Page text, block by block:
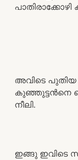
പാതിരാക്കോഴി
അവിടെ പുതിയ
കുഞ്ഞുട്ടൻനെ
നീലി.
ഇങ്ങു ഇവിടെ